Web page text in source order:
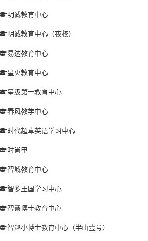
明诚教育中心
明诚教育中心（夜校）
易达教育中心
星火教育中心
星级第一教育中心
春风教学中心
时代超卓英语学习中心
时尚甲
智城教育中心
智多王国学习中心
智慧博士教育中心
智趣小博士教育中心（半山壹号）